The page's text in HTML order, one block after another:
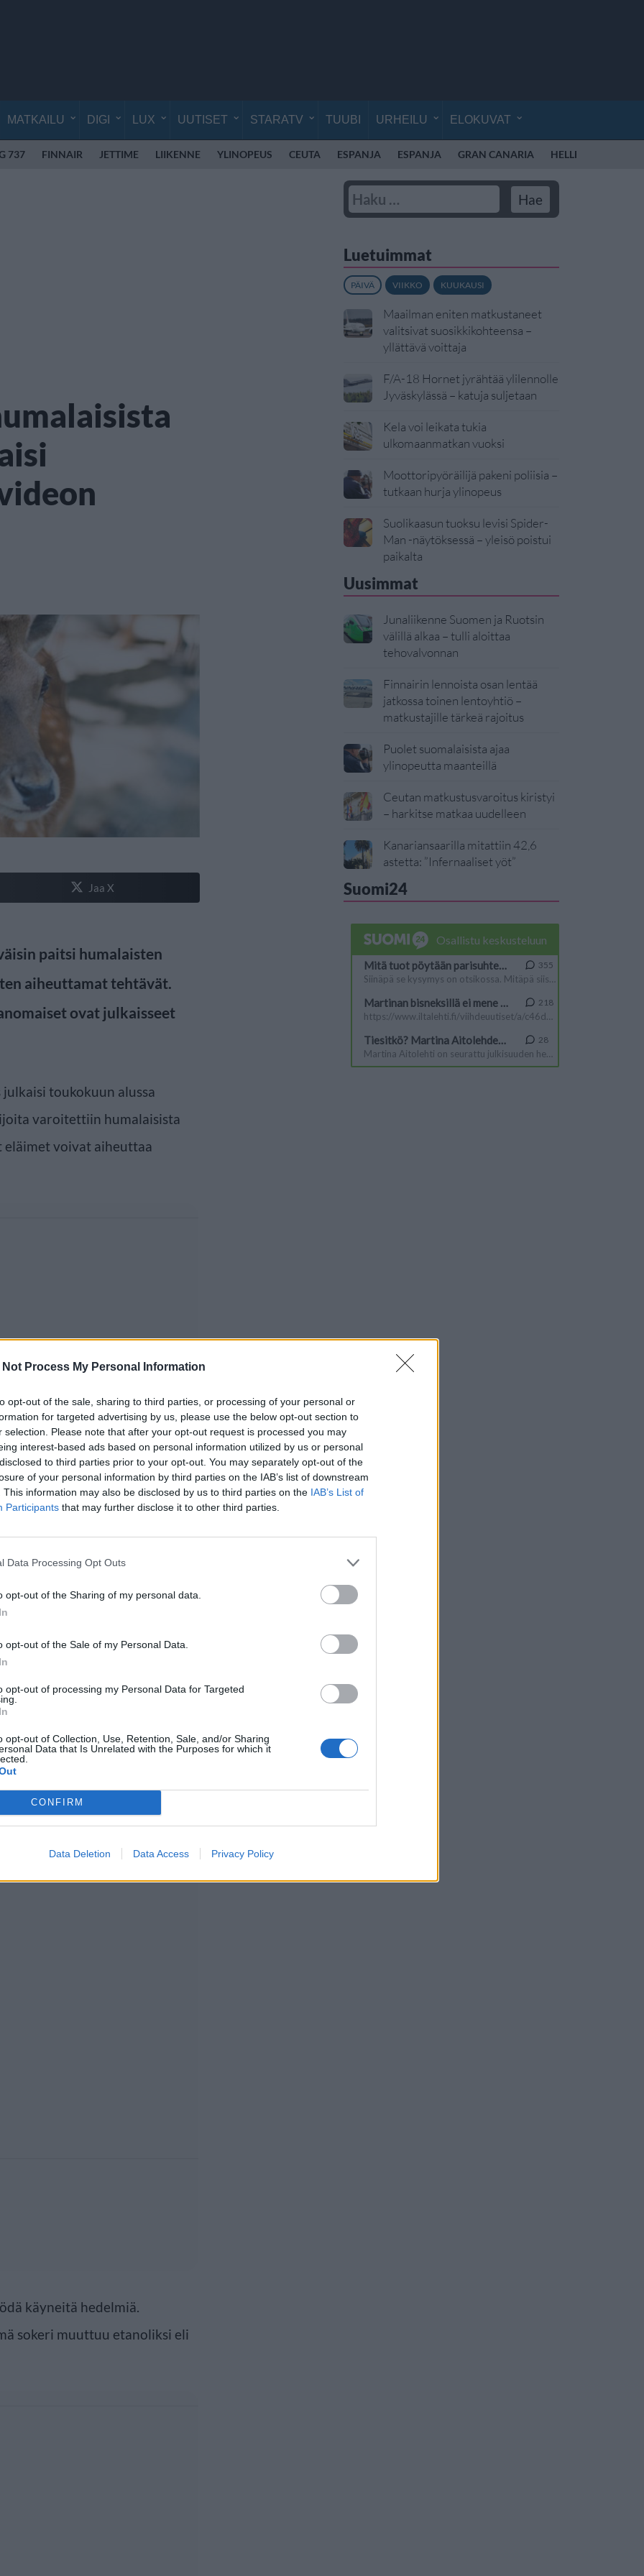
Not Process My Personal Information
opt-out of the sale, sharing to third parties, or processing of your personal or
for targeted advertising by us, please use the below opt-out section to
selection. Please note that after your opt-out request is processed you may
interest-based ads based on personal information utilized by us or personal
to third parties prior to your opt-out. You may separately opt-out of the
of your personal information by third parties on the IAB’s list of downstream
This information may also be disclosed by us to third parties on the IAB’s List of
Participants that may further disclose it to other third parties.
Data Processing Opt Outs
opt-out of the Sharing of my personal data.
opt-out of the Sale of my Personal Data.
opt-out of processing my Personal Data for Targeted
opt-out of Collection, Use, Retention, Sale, and/or Sharing
Data that Is Unrelated with the Purposes for which it
CONFIRM
Data Deletion Data Access Privacy Policy
MATKAILU DIGI LUX UUTISET STARATV TUUBI URHEILU ELOKUVAT
737 FINNAIR JETTIME LIIKENNE YLINOPEUS CEUTA ESPANJA ESPANJA GRAN CANARIA HELLE
Jaa X
paitsi humalaisten
aiheuttamat tehtävät.
ovat julkaisseet
toukokuun alussa
varoitettiin humalaisista
voivat aiheuttaa
ja tämä video todistaa sen,
nähdään pellon laidalla
ympyrää paikoillaan.
käyneitä hedelmiä.
sokeri muuttuu etanoliksi eli
Luetuimmat
PÄIVÄ VIIKKO KUUKAUSI
Maailman eniten matkustaneet
valitsivat suosikkikohteensa –
yllättävä voittaja
F/A-18 Hornet jyrähtää ylilennolle
Jyväskylässä – katuja suljetaan
Kela voi leikata tukia
ulkomaanmatkan vuoksi
Moottoripyöräilijä pakeni poliisia –
tutkaan hurja ylinopeus
Suolikaasun tuoksu levisi Spider-
Man -näytöksessä – yleisö poistui
paikalta
Uusimmat
Junaliikenne Suomen ja Ruotsin
välillä alkaa – tulli aloittaa
tehovalvonnan
Finnairin lennoista osan lentää
jatkossa toinen lentoyhtiö –
matkustajille tärkeä rajoitus
Puolet suomalaisista ajaa
ylinopeutta maanteillä
Ceutan matkustusvaroitus kiristyi
– harkitse matkaa uudelleen
Kanariansaarilla mitattiin 42,6
astetta: ”Infernaaliset yöt”
Suomi24